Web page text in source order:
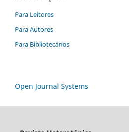
Para Leitores
Para Autores
Para Bibliotecários
Open Journal Systems